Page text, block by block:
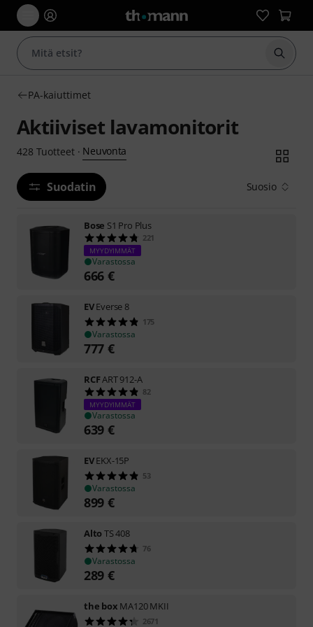
Aloita
PA-kaiuttimet
Aktiiviset lavamonitorit
428 Tuotteet· Neuvonta
Suodatin Suosio
Bose S1 Pro Plus
221
MYYDYIMMÄT
Varastossa
666 €
EVEverse 8
175
Varastossa
777 €
RCFART 912-A
82
MYYDYIMMÄT
Varastossa
639 €
EVEKX-15P
53
Varastossa
899 €
AltoTS 408
76
Varastossa
289 €
the box MA120 MKII
2671